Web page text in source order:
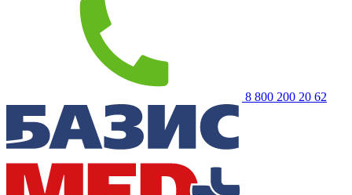
8 800 200 20 62